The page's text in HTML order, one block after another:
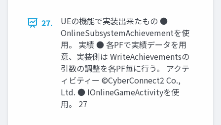
27.
UEの機能で実装出来たもの ●
OnlineSubsystemAchievementを使
用。 実績 ● 各PFで実績データを用
意、実装側は WriteAchievementsの
引数の調整を各PF毎に行う。 アクテ
ィビティー ©CyberConnect2 Co.,
Ltd. ● IOnlineGameActivityを使
用。 27